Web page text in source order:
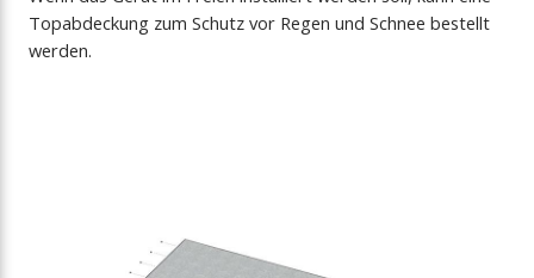
Topabdeckung zum Schutz vor Regen und Schnee bestellt
werden.